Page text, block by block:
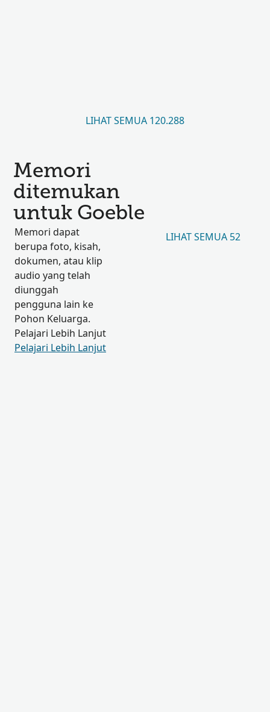
LIHAT SEMUA 120.288
Memori
ditemukan
untuk Goeble
Memori dapat
berupa foto, kisah,
dokumen, atau klip
audio yang telah
diunggah
pengguna lain ke
Pohon Keluarga.
Pelajari Lebih Lanjut
Pelajari Lebih Lanjut
LIHAT SEMUA 52